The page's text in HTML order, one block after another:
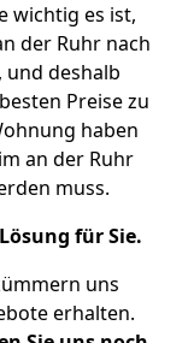
wichtig es ist,
der Ruhr nach
und deshalb
Preise zu
haben
an der Ruhr
muss.
für Sie.
uns
erhalten.